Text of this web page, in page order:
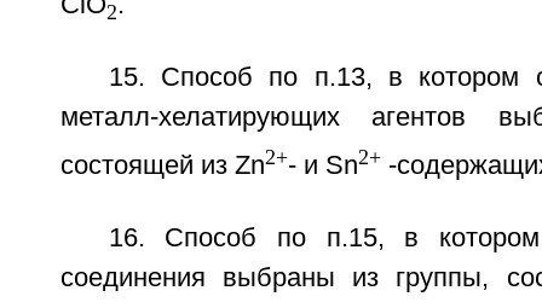
2
15. Способ по п.13, в котором
металл-хелатирующих агентов
состоящей из Zn2+- и Sn2+-
16. Способ по п.15, в
соединения выбраны из группы,